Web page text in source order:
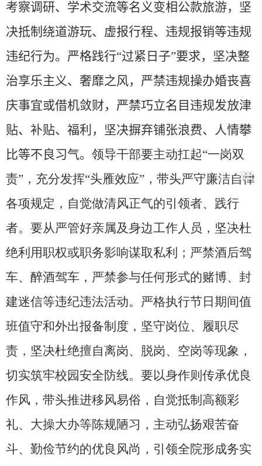
考察调研、学术交流等名义变相公款旅游，坚
决抵制绕道游玩、虚报行程、违规报销等违规
违纪行为。严格践行“过紧日子”要求，坚决整
治享乐主义、奢靡之风，严禁违规操办婚丧喜
庆事宜或借机敛财，严禁巧立名目违规发放津
贴、补贴、福利，坚决摒弃铺张浪费、人情攀
比等不良习气。 领导干部要主动扛起“一岗双
责”，充分发挥“头雁效应”，带头严守廉洁自律
各项规定，自觉做清风正气的引领者、践行
者。要从严管好亲属及身边工作人员，坚决杜
绝利用职权或职务影响谋取私利；严禁酒后驾
车、醉酒驾车，严禁参与任何形式的赌博、封
建迷信等违纪违法活动。严格执行节日期间值
班值守和外出报备制度，坚守岗位、履职尽
责，坚决杜绝擅自离岗、脱岗、空岗等现象，
切实筑牢校园安全防线。要以身作则传承优良
作风，带头推进移风易俗，自觉抵制高额彩
礼、大操大办等陈规陋习，主动弘扬艰苦奋
斗、勤俭节约的优良风尚，引领全院形成务实